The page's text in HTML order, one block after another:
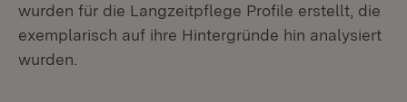
wurden für die Langzeitpflege Profile erstellt, die
exemplarisch auf ihre Hintergründe hin analysiert
wurden.